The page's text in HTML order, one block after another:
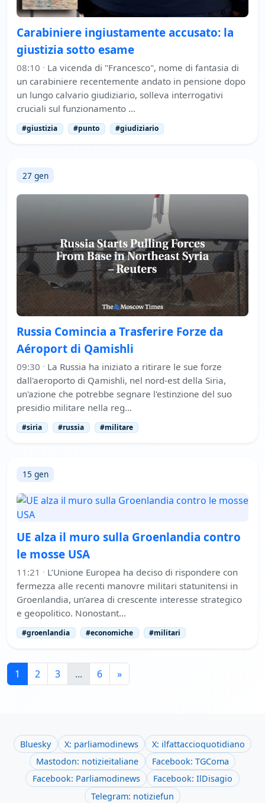
Carabiniere ingiustamente accusato: la
giustizia sotto esame
08:10 · La vicenda di "Francesco", nome di fantasia di
un carabiniere recentemente andato in pensione dopo
un lungo calvario giudiziario, solleva interrogativi
cruciali sul funzionamento …
#giustizia #punto #giudiziario
27 gen
Russia Comincia a Trasferire Forze da
Aéroport di Qamishli
09:30 · La Russia ha iniziato a ritirare le sue forze
dall'aeroporto di Qamishli, nel nord-est della Siria,
un'azione che potrebbe segnare l'estinzione del suo
presidio militare nella reg…
#siria #russia #militare
15 gen
UE alza il muro sulla Groenlandia contro
le mosse USA
11:21 · L’Unione Europea ha deciso di rispondere con
fermezza alle recenti manovre militari statunitensi in
Groenlandia, un’area di crescente interesse strategico
e geopolitico. Nonostant…
#groenlandia #economiche #militari
1 2 3 ... 6 »
Bluesky X: parliamodinews
X: ilfattaccioquotidiano
Mastodon: notizieitaliane
Facebook: TGComa
Facebook: Parliamodinews
Facebook: IlDisagio
Telegram: notiziefun